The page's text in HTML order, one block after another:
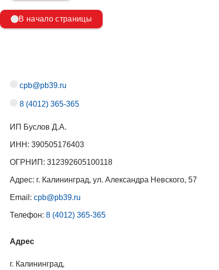
В начало страницы
cpb@pb39.ru
8 (4012) 365-365
ИП Буслов Д.А.
ИНН: 390505176403
ОГРНИП: 312392605100118
Адрес: г. Калининград, ул. Александра Невского, 57
Email: cpb@pb39.ru
Телефон: 8 (4012) 365-365
Адрес
г. Калининград,